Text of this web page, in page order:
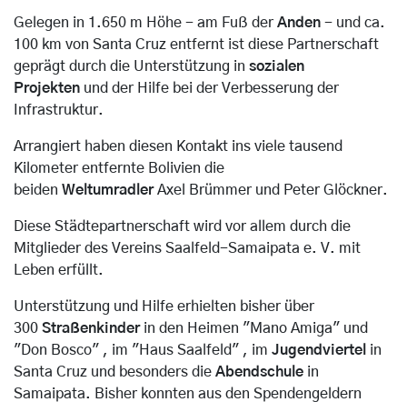
Gelegen in 1.650 m Höhe - am Fuß der Anden - und ca.
100 km von Santa Cruz entfernt ist diese Partnerschaft
geprägt durch die Unterstützung in sozialen
Projekten und der Hilfe bei der Verbesserung der
Infrastruktur.
Arrangiert haben diesen Kontakt ins viele tausend
Kilometer entfernte Bolivien die
beiden WeltumradlerAxel Brümmer und Peter Glöckner.
Diese Städtepartnerschaft wird vor allem durch die
Mitglieder des Vereins Saalfeld-Samaipata e. V. mit
Leben erfüllt.
Unterstützung und Hilfe erhielten bisher über
300 Straßenkinderin den Heimen "Mano Amiga" und
"Don Bosco" , im "Haus Saalfeld" , im Jugendviertel in
Santa Cruz und besonders die Abendschule in
Samaipata. Bisher konnten aus den Spendengeldern